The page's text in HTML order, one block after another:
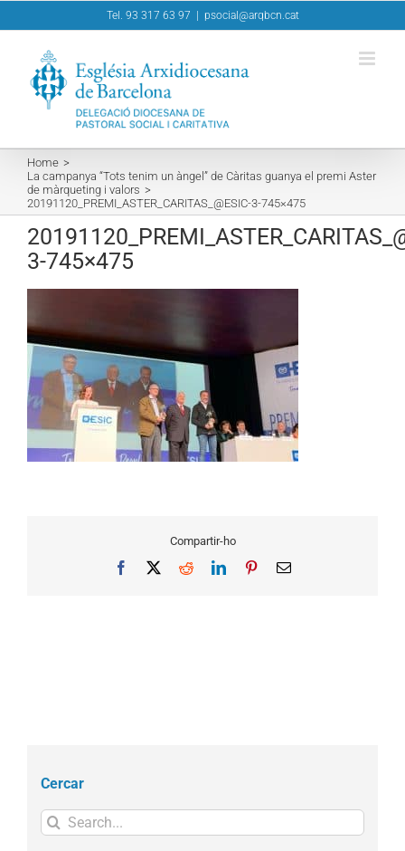
to
Tel. 93 317 63 97 psocial@arqbcn.cat
Home
La campanya “Tots tenim un àngel” de Càritas guanya el premi Aster
de màrqueting i valors
20191120_PREMI_ASTER_CARITAS_@ESIC-3-745×475
3-745×475
Compartir-ho
Facebook RedditLinkedInPinterestEmail
Cercar
Search
for: